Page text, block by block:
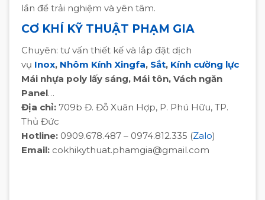
lần để trải nghiệm và yên tâm.
CƠ KHÍ KỸ THUẬT PHẠM GIA
Chuyên: tư vấn thiết kế và lắp đặt dịch
vụ Inox, Nhôm Kính Xingfa, Sắt, Kính cường lực
Mái nhựa poly lấy sáng, Mái tôn, Vách ngăn
Panel…
Địa chỉ: 709b Đ. Đỗ Xuân Hợp, P. Phú Hữu, TP.
Thủ Đức
Hotline: 0909.678.487 – 0974.812.335 (Zalo)
Email: cokhikythuat.phamgia@gmail.com